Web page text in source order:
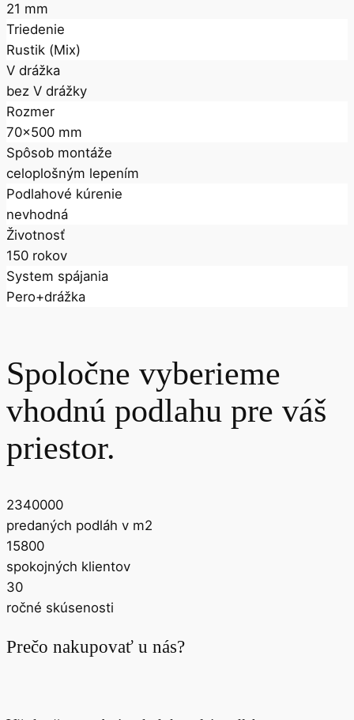
21 mm
Triedenie
Rustik (Mix)
V drážka
bez V drážky
Rozmer
70x500 mm
Spôsob montáže
celoplošným lepením
Podlahové kúrenie
nevhodná
Životnosť
150 rokov
System spájania
Pero+drážka
Spoločne vyberieme
vhodnú podlahu pre váš
priestor.
2340000
predaných podláh v m2
15800
spokojných klientov
30
ročné skúsenosti
Prečo nakupovať u nás?